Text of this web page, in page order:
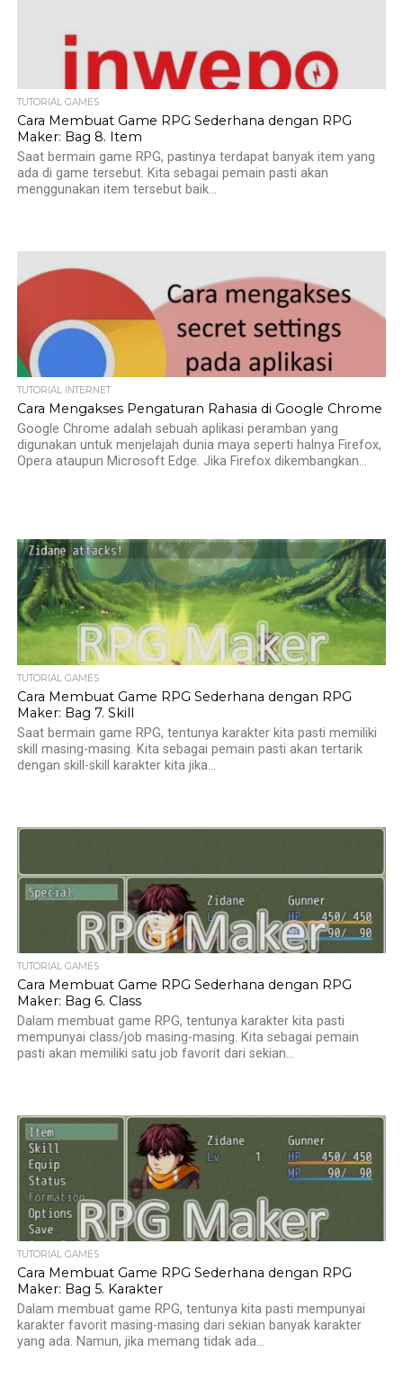
TUTORIAL GAMES
Cara Membuat Game RPG Sederhana dengan RPG
Maker: Bag 8. Item
Saat bermain game RPG, pastinya terdapat banyak item yang
ada di game tersebut. Kita sebagai pemain pasti akan
menggunakan item tersebut baik...
TUTORIAL INTERNET
Cara Mengakses Pengaturan Rahasia di Google Chrome
Google Chrome adalah sebuah aplikasi peramban yang
digunakan untuk menjelajah dunia maya seperti halnya Firefox,
Opera ataupun Microsoft Edge. Jika Firefox dikembangkan...
TUTORIAL GAMES
Cara Membuat Game RPG Sederhana dengan RPG
Maker: Bag 7. Skill
Saat bermain game RPG, tentunya karakter kita pasti memiliki
skill masing-masing. Kita sebagai pemain pasti akan tertarik
dengan skill-skill karakter kita jika...
TUTORIAL GAMES
Cara Membuat Game RPG Sederhana dengan RPG
Maker: Bag 6. Class
Dalam membuat game RPG, tentunya karakter kita pasti
mempunyai class/job masing-masing. Kita sebagai pemain
pasti akan memiliki satu job favorit dari sekian...
TUTORIAL GAMES
Cara Membuat Game RPG Sederhana dengan RPG
Maker: Bag 5. Karakter
Dalam membuat game RPG, tentunya kita pasti mempunyai
karakter favorit masing-masing dari sekian banyak karakter
yang ada. Namun, jika memang tidak ada...